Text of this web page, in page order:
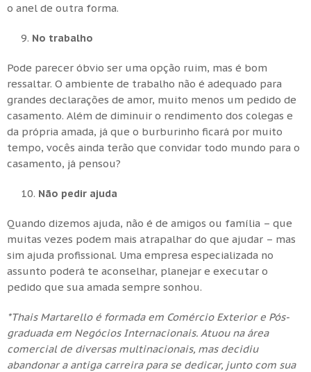
o anel de outra forma.
No trabalho
Pode parecer óbvio ser uma opção ruim, mas é bom
ressaltar. O ambiente de trabalho não é adequado para
grandes declarações de amor, muito menos um pedido de
casamento. Além de diminuir o rendimento dos colegas e
da própria amada, já que o burburinho ficará por muito
tempo, vocês ainda terão que convidar todo mundo para o
casamento, já pensou?
Não pedir ajuda
Quando dizemos ajuda, não é de amigos ou família – que
muitas vezes podem mais atrapalhar do que ajudar – mas
sim ajuda profissional. Uma empresa especializada no
assunto poderá te aconselhar, planejar e executar o
pedido que sua amada sempre sonhou.
*Thais Martarello é formada em Comércio Exterior e Pós-
graduada em Negócios Internacionais. Atuou na área
comercial de diversas multinacionais, mas decidiu
abandonar a antiga carreira para se dedicar, junto com sua